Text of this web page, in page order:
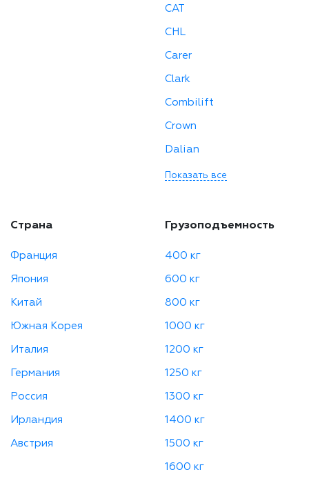
CAT
CHL
Carer
Clark
Combilift
Crown
Dalian
Показать все
Страна
Франция
Япония
Китай
Южная Корея
Италия
Германия
Россия
Ирландия
Австрия
Грузоподъемность
400 кг
600 кг
800 кг
1000 кг
1200 кг
1250 кг
1300 кг
1400 кг
1500 кг
1600 кг